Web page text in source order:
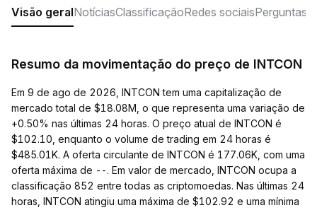
Visão geralNotíciasClassificaçãoRedes sociaisPerguntas
Resumo da movimentação do preço de INTCON
Em 9 de ago de 2026, INTCON tem uma capitalização de
mercado total de $18.08M, o que representa uma variação de
+0.50% nas últimas 24 horas. O preço atual de INTCON é
$102.10, enquanto o volume de trading em 24 horas é
$485.01K. A oferta circulante de INTCON é 177.06K, com uma
oferta máxima de --. Em valor de mercado, INTCON ocupa a
classificação 852 entre todas as criptomoedas. Nas últimas 24
horas, INTCON atingiu uma máxima de $102.92 e uma mínima